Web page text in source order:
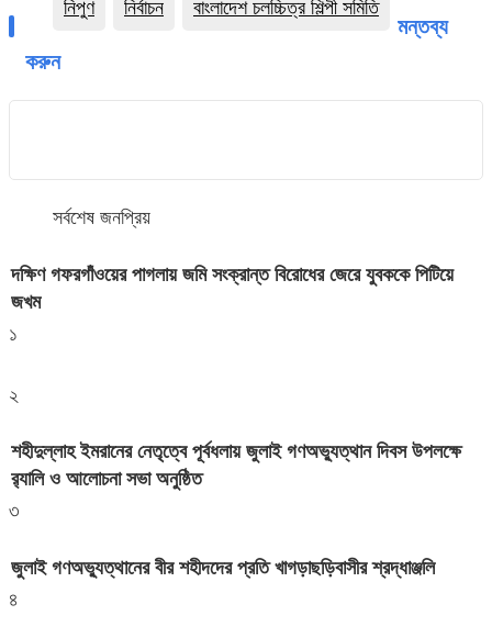
নিপুণ নির্বাচন বাংলাদেশ চলচ্চিত্র শিল্পী সমিতি
মন্তব্য
করুন
সর্বশেষ জনপ্রিয়
দক্ষিণ গফরগাঁওয়ের পাগলায় জমি সংক্রান্ত বিরোধের জেরে যুবককে পিটিয়ে
জখম
১
২
শহীদুল্লাহ ইমরানের নেতৃত্বে পূর্বধলায় জুলাই গণঅভ্যুত্থান দিবস উপলক্ষে
র‍্যালি ও আলোচনা সভা অনুষ্ঠিত
৩
জুলাই গণঅভ্যুত্থানের বীর শহীদদের প্রতি খাগড়াছড়িবাসীর শ্রদ্ধাঞ্জলি
৪